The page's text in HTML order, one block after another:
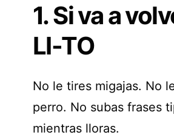
1. Si va a
LI-TO
No le tires migajas. No
perro. No subas frases
mientras lloras.